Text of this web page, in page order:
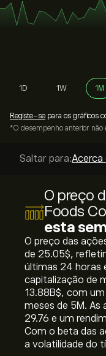
1D 1W 1M
Registe-se para os gráficos
*O desempenho anterior
Saltar para:Acerca
O preço
Foods
esta
O preço das
de 25.05‎$‎,
últimas 24 horas
capitalização de
13.88B‎$‎, com
meses de 5M. As
29.76 e um
Com o beta das
a volatilidade do